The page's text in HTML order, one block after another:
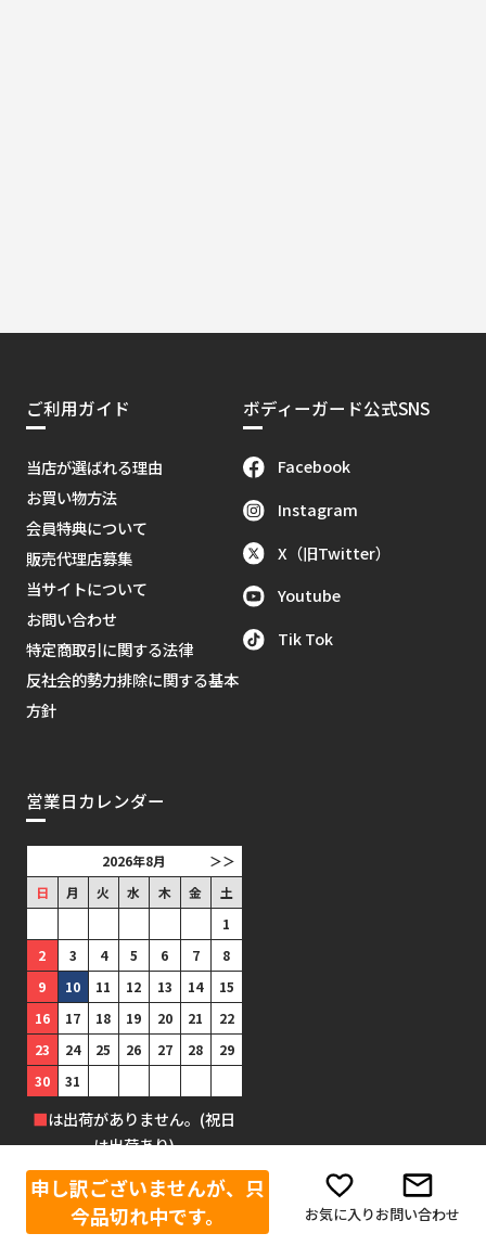
申し訳ございませんが、只
今品切れ中です。
お気に入りお問い合わせ
ご利用ガイド
当店が選ばれる理由
お買い物方法
会員特典について
販売代理店募集
当サイトについて
お問い合わせ
特定商取引に関する法律
反社会的勢力排除に関する基本
方針
ボディーガード公式SNS
Facebook
Instagram
X（旧Twitter）
Youtube
Tik Tok
営業日カレンダー
＞＞
2026年8月
日
月 火 水 木 金
土
1
2
3 4 5 6 7
8
9
10 11 12 13 14
15
16
17 18 19 20 21
22
23
24 25 26 27 28
29
30
31
■は出荷がありません。(祝日
は出荷あり)
©1999-2025 防犯グッズの販売店 ボディーガード 本店